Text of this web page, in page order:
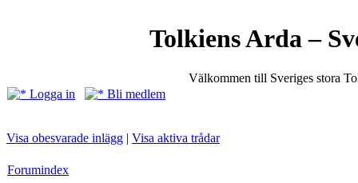
Tolkiens Arda –
Välkommen till Sveriges stora
Logga in
Bli medlem
Visa obesvarade inlägg | Visa aktiva trådar
Forumindex